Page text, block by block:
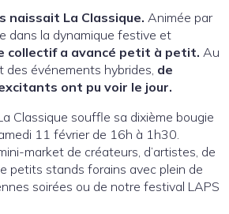
naissait La Classique. Animée par
dans la dynamique festive et
collectif a avancé petit à petit. Au
événements hybrides, de
ont pu voir le jour.
Classique souffle sa dixième bougie
11 février de 16h à 1h30.
market de créateurs, d’artistes, de
petits stands forains avec plein de
soirées ou de notre festival LAPS